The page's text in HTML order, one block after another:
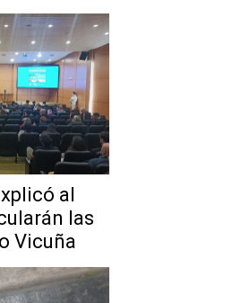
al
las
Vicuña